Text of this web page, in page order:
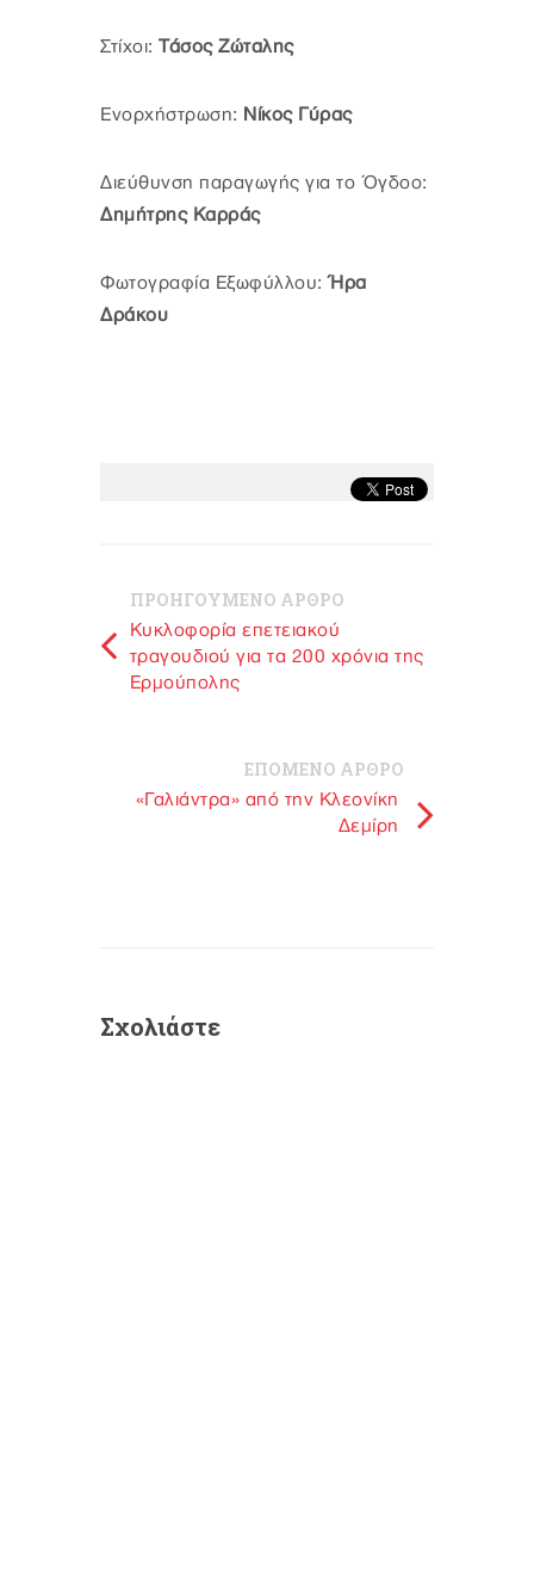
Στίχοι: Τάσος Ζώταλης
Ενορχήστρωση: Νίκος Γύρας
Διεύθυνση παραγωγής για το Όγδοο:
Δημήτρης Καρράς
Φωτογραφία Εξωφύλλου: Ήρα
Δράκου
ΠΡΟΗΓΟΥΜΕΝΟ ΑΡΘΡΟ
Κυκλοφορία επετειακού
τραγουδιού για τα 200 χρόνια της
Ερμούπολης
ΕΠΟΜΕΝΟ ΑΡΘΡΟ
«Γαλιάντρα» από την Κλεονίκη
Δεμίρη
Σχολιάστε